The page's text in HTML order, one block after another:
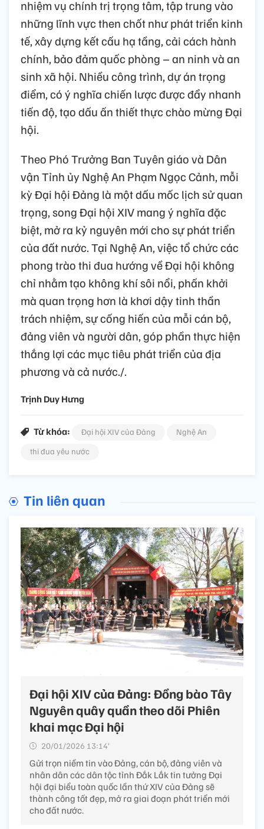
nhiệm vụ chính trị trọng tâm, tập trung vào
những lĩnh vực then chốt như phát triển kinh
tế, xây dựng kết cấu hạ tầng, cải cách hành
chính, bảo đảm quốc phòng – an ninh và an
sinh xã hội. Nhiều công trình, dự án trọng
điểm, có ý nghĩa chiến lược được đẩy nhanh
tiến độ, tạo dấu ấn thiết thực chào mừng Đại
hội.
Theo Phó Trưởng Ban Tuyên giáo và Dân
vận Tỉnh ủy Nghệ An Phạm Ngọc Cảnh, mỗi
kỳ Đại hội Đảng là một dấu mốc lịch sử quan
trọng, song Đại hội XIV mang ý nghĩa đặc
biệt, mở ra kỷ nguyên mới cho sự phát triển
của đất nước. Tại Nghệ An, việc tổ chức các
phong trào thi đua hướng về Đại hội không
chỉ nhằm tạo không khí sôi nổi, phấn khởi
mà quan trọng hơn là khơi dậy tinh thần
trách nhiệm, sự cống hiến của mỗi cán bộ,
đảng viên và người dân, góp phần thực hiện
thắng lợi các mục tiêu phát triển của địa
phương và cả nước./.
Trịnh Duy Hưng
Từ khóa: Đại hội XIV của Đảng
Nghệ An
thi đua yêu nước
Tin liên quan
Đại hội XIV của Đảng: Đồng bào Tây
Nguyên quây quần theo dõi Phiên
khai mạc Đại hội
20/01/2026 13:14’
Gửi trọn niềm tin vào Đảng, cán bộ, đảng viên và
nhân dân các dân tộc tỉnh Đắk Lắk tin tưởng Đại
hội đại biểu toàn quốc lần thứ XIV của Đảng sẽ
thành công tốt đẹp, mở ra giai đoạn phát triển mới
cho đất nước.